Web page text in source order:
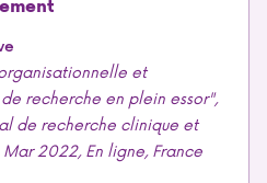
et
recherche en plein essor",
de recherche clinique et
2022, En ligne, France